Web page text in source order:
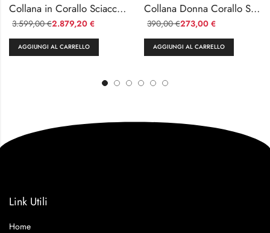
Collana in Corallo Sciacca 8 Fili con Ramo Centrale Oro 750
2.879,20 €
3.599,00€
AGGIUNGI AL CARRELLO
Collana Donna Corallo Sciacca con Perla Barocca e Corniola
273,00 €
390,00€
AGGIUNGI AL CARRELLO
Link Utili
Home